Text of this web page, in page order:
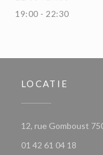
19:00 - 22:30
LOCATIE
12, rue Gomboust
01 42 61 04 18